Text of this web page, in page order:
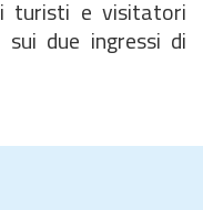
turisti e visitatori
due ingressi di